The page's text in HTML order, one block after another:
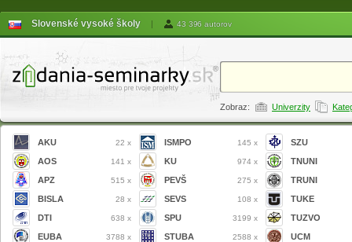
Slovenské vysoké školy | 43 396 autorov
Zobraz: Univerzity
AKU 22 x
AOS 141 x
APZ 515 x
BISLA 28 x
DTI 638 x
EUBA 3788 x
ISMPO 145 x
KU 974 x
PEVŠ 275 x
SEVS 108 x
SPU 3199 x
STUBA 2588 x
SZU
TNUNI
TRUNI
TUKE
TUZVO
UCM